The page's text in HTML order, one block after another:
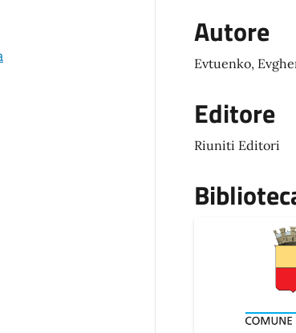
Autore
Evtuenko,
Editore
Riuniti Editori